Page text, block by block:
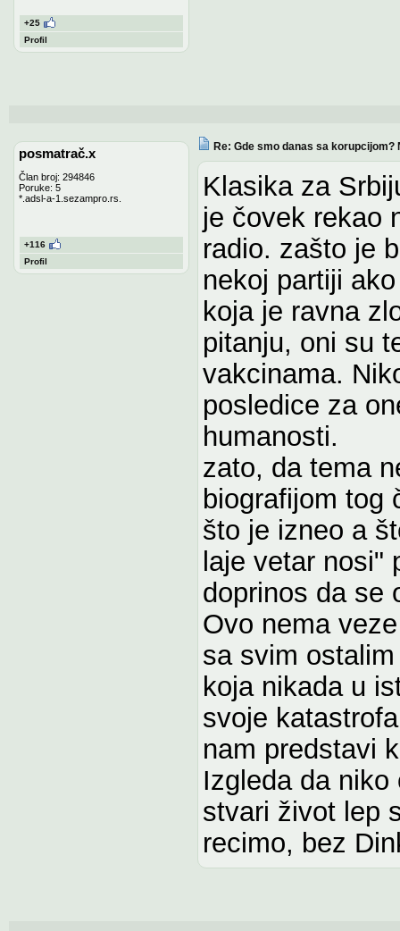
+25
Profil
posmatrač.x
Član broj: 294846
Poruke: 5
*.adsl-a-1.sezampro.rs.
+116
Profil
Re: Gde smo danas sa korupcijom?
Klasika za
je čovek rekao
radio. zašto je
nekoj partiji
koja je ravna
pitanju, oni su
vakcinama.
posledice za
humanosti.
zato, da tema
biografijom tog
što je izneo a
laje vetar nosi"
doprinos da se
Ovo nema
sa svim
koja nikada u
svoje
nam predstavi
Izgleda da
stvari život lep
recimo, bez